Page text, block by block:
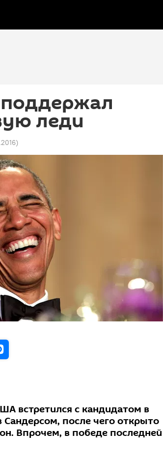
леди
)
встретился с кандидатом в
после чего открыто
Впрочем, в победе последней